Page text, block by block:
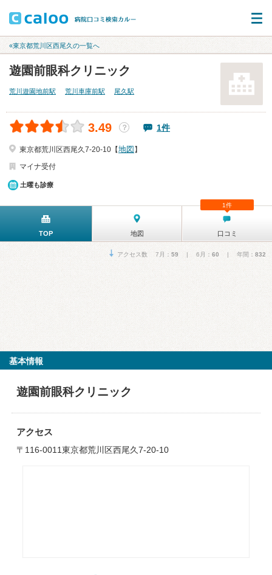
«東京都荒川区西尾久の一覧へ
遊園前眼科クリニック
荒川遊園地前駅 荒川車庫前駅 尾久駅
3.49 ？ 1件
東京都荒川区西尾久7-20-10【地図 】
マイナ受付
土曜も診療
TOP 地図 口コミ
1件
アクセス数 7月： 59 | 6月： 60 | 年間： 832
基本情報
遊園前眼科クリニック
アクセス
〒116-0011東京都荒川区西尾久7-20-10